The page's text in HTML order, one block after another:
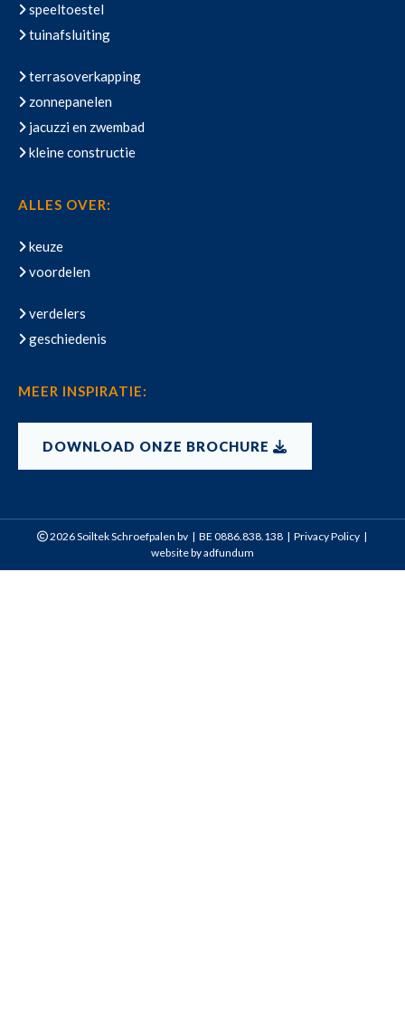
speeltoestel
tuinafsluiting
terrasoverkapping
zonnepanelen
jacuzzi en zwembad
kleine constructie
ALLES OVER:
keuze
voordelen
verdelers
geschiedenis
MEER INSPIRATIE:
DOWNLOAD ONZE BROCHURE
2026 Soiltek Schroefpalen bv | BE 0886.838.138 | Privacy Policy|
website byadfundum